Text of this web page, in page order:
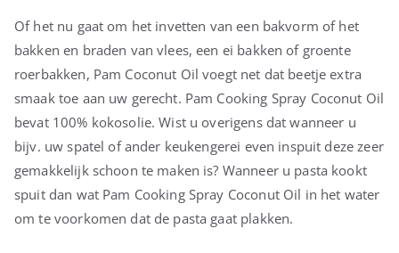
Of het nu gaat om het invetten van een bakvorm of het
bakken en braden van vlees, een ei bakken of groente
roerbakken, Pam Coconut Oil voegt net dat beetje extra
smaak toe aan uw gerecht. Pam Cooking Spray Coconut Oil
bevat 100% kokosolie. Wist u overigens dat wanneer u
bijv. uw spatel of ander keukengerei even inspuit deze zeer
gemakkelijk schoon te maken is? Wanneer u pasta kookt
spuit dan wat Pam Cooking Spray Coconut Oil in het water
om te voorkomen dat de pasta gaat plakken.